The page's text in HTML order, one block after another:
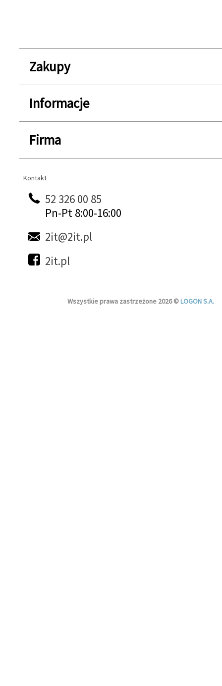
Zakupy
Informacje
Firma
Kontakt
Kontakt
52 326 00 85
Pn-Pt 8:00-16:00
2it@2it.pl
2it.pl
Wszystkie prawa zastrzeżone 2026 ©LOGON S.A.